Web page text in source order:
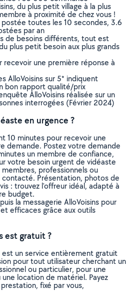
du plus petit village à la plus
à proximité de chez vous !
toutes les 10 secondes, 3.6
par an
de besoins différents, tout est
plus petit besoin aux plus grands
recevoir une première réponse à
AlloVoisins sur 5* indiquent
bon rapport qualité/prix
AlloVoisins réalisée sur un
interrogées (Février 2024)
en urgence ?
10 minutes pour recevoir une
demande. Postez votre demande
un membre de confiance,
votre besoin urgent de vidéaste
professionnels ou
contacté. Présentation, photos de
: trouvez l'offreur idéal, adapté à
budget.
la messagerie AlloVoisins pour
efficaces grâce aux outils
est gratuit ?
est un service entièrement gratuit
pour tout utilisateur cherchant un
ou particulier, pour une
location de matériel. Payez
fixé par vous,